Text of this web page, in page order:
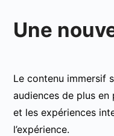
Une
Le contenu immersif
audiences de plus
et les expériences
l’expérience.